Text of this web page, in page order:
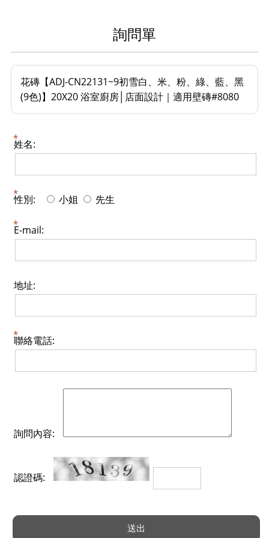
詢問單
花磚【ADJ-CN22131~9初雪白、米、粉、綠、藍、黑
(9色)】20X20 浴室廚房│店面設計｜適用壁磚#8080
姓名:
性別: 小姐 先生
E-mail:
地址:
聯絡電話:
詢問內容:
認證碼: